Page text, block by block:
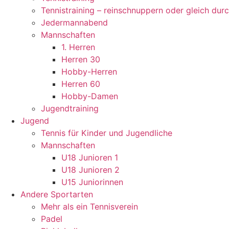
Tennistraining – reinschnuppern oder gleich
Jedermannabend
Mannschaften
1. Herren
Herren 30
Hobby-Herren
Herren 60
Hobby-Damen
Jugendtraining
Jugend
Tennis für Kinder und Jugendliche
Mannschaften
U18 Junioren 1
U18 Junioren 2
U15 Juniorinnen
Andere Sportarten
Mehr als ein Tennisverein
Padel